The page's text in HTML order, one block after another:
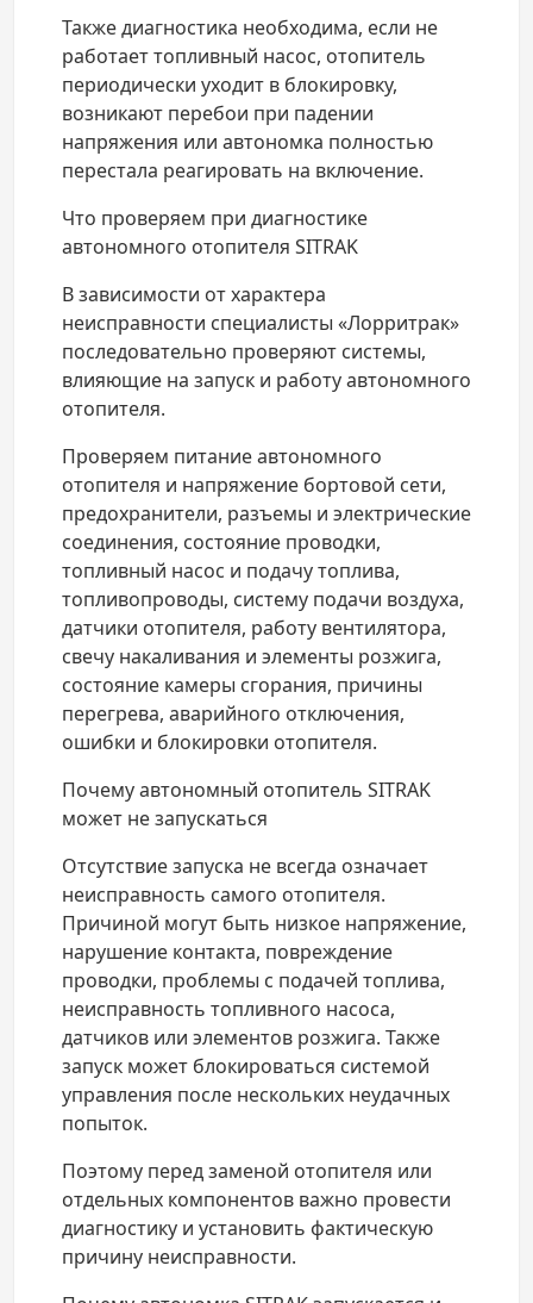
Также диагностика необходима, если не
работает топливный насос, отопитель
периодически уходит в блокировку,
возникают перебои при падении
напряжения или автономка полностью
перестала реагировать на включение.
Что проверяем при диагностике
автономного отопителя SITRAK
В зависимости от характера
неисправности специалисты «Лорритрак»
последовательно проверяют системы,
влияющие на запуск и работу автономного
отопителя.
Проверяем питание автономного
отопителя и напряжение бортовой сети,
предохранители, разъемы и электрические
соединения, состояние проводки,
топливный насос и подачу топлива,
топливопроводы, систему подачи воздуха,
датчики отопителя, работу вентилятора,
свечу накаливания и элементы розжига,
состояние камеры сгорания, причины
перегрева, аварийного отключения,
ошибки и блокировки отопителя.
Почему автономный отопитель SITRAK
может не запускаться
Отсутствие запуска не всегда означает
неисправность самого отопителя.
Причиной могут быть низкое напряжение,
нарушение контакта, повреждение
проводки, проблемы с подачей топлива,
неисправность топливного насоса,
датчиков или элементов розжига. Также
запуск может блокироваться системой
управления после нескольких неудачных
попыток.
Поэтому перед заменой отопителя или
отдельных компонентов важно провести
диагностику и установить фактическую
причину неисправности.